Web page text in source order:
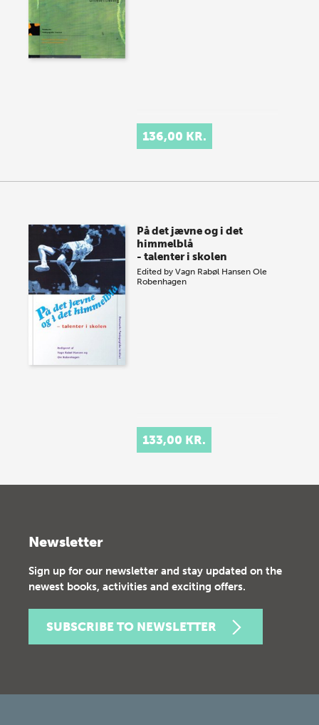
136,00 KR.
På det jævne og i det
himmelblå
- talenter i skolen
Edited byVagn Rabøl Hansen Ole
Robenhagen
133,00 KR.
Newsletter
Sign up for our newsletter and stay updated on the
newest books, activities and exciting offers.
SUBSCRIBE TO NEWSLETTER